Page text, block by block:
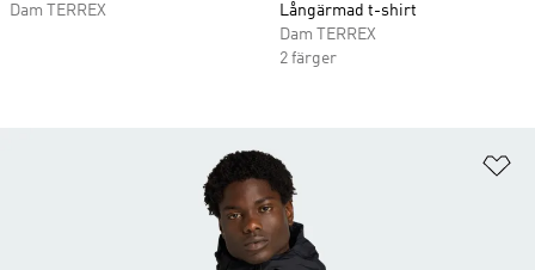
Dam TERREX
Långärmad t-shirt
Dam TERREX
2 färger